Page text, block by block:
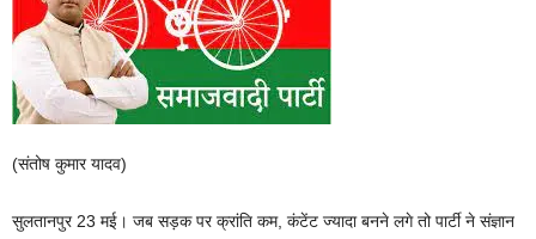
(संतोष कुमार यादव)
सुलतानपुर 23 मई। जब सड़क पर क्रांति कम, कंटेंट ज्यादा बनने लगे तो पार्टी ने संज्ञान